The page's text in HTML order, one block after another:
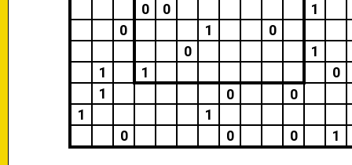
0
0
1
0
1
0
0
1
1
1
0
1
0
0
1
1
0
0 0 1